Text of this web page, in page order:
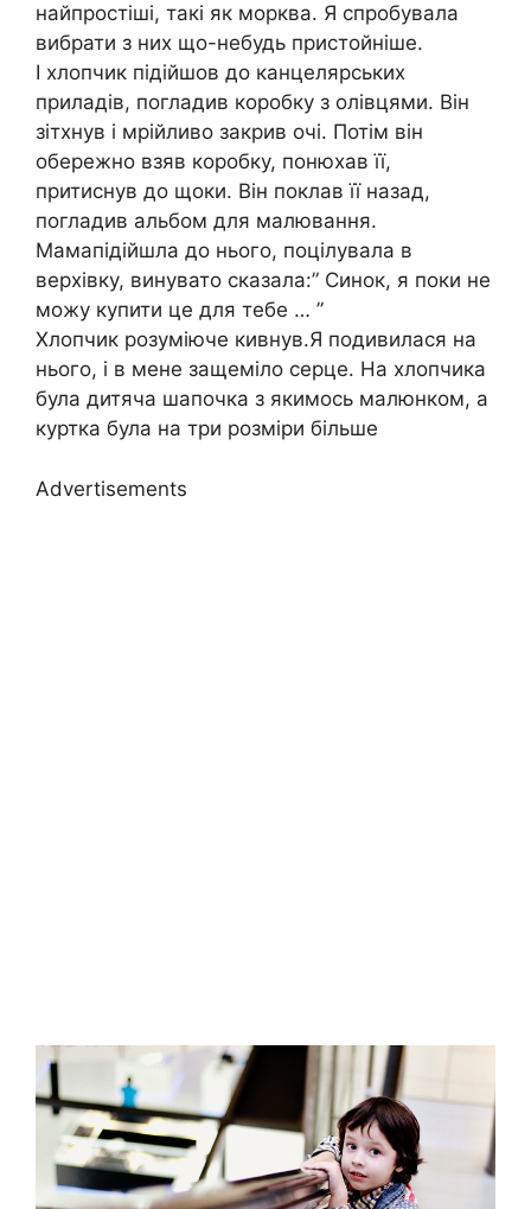
найпростіші, такі як морква. Я спробувала
вибрати з них що-небудь пристойніше.
І хлопчик підійшов до канцелярських
приладів, погладив коробку з олівцями. Він
зітхнув і мрійливо закрив очі. Потім він
обережно взяв коробку, понюхав її,
притиснув до щоки. Він поклав її назад,
погладив альбом для малювання.
Мамапідійшла до нього, поцілувала в
верхівку, винувато сказала:” Синок, я поки не
можу купити це для тебе … ”
Хлопчик розуміюче кивнув.Я подивилася на
нього, і в мене защеміло серце. На хлопчика
була дитяча шапочка з якимось малюнком, а
куртка була на три розміри більше
Advertisements